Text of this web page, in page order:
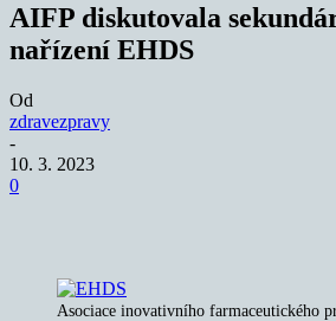
AIFP diskutovala
nařízení EHDS
Od
zdravezpravy
-
10. 3. 2023
0
Asociace inovativního farmaceutického